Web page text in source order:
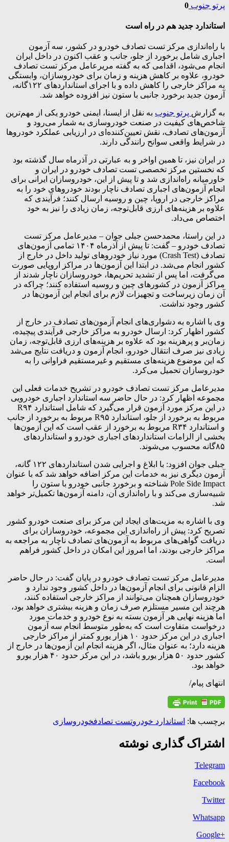
پرتو جنوب 0
استاندارد جدید هم در راه است
با راه‌اندازی مرکز تست تصادف خودرو در کشور، سه آزمون
اجباری شامل برخورد از جلو، جانب و عقب اکنون در داخل ایران
انجام می‌شود، اقدامی که به گفته مریرعامل مرکز تست تصادف
خودرو، علاوه بر کاهش هزینه و زمان برای خودروسازان، وابستگی
به مراکز خارجی را کاهش داده و با اجرای استانداردهای ۱۲۲گانه،
آزمون جدید برخورد جانبی با ستون نیز افزوده خواهد شد.
به گزارش پرتو جنوب به نقل از ایسنا، ایمنی خودرو یکی از مهم‌ترین
شاخص‌های کیفیت در صنعت خودروسازی به شمار می‌رود و
آزمون‌های تصادف، نقش تعیین‌کننده‌ای در ارزیابی عملکرد خودروها
در شرایط واقعی سوانح رانندگی دارند.
در ایران نیز، تا همین اواخر و به عبارتی در آذرماه سال گذشته بود
که نخستین مرکز تخصصی تست تصادف خودرو در ایران و
خاورمیانه راه‌اندازی شد و تا پیش از این، خودروسازان ایرانی برای
انجام آزمون‌های اجباری تصادف ناچار بودند خودروهای خود را به
مراکز خارجی در اروپا، چین و روسیه ارسال کنند؛ فرآیندی که
علاوه بر هزینه‌های ارزی قابل‌توجه، زمان زیادی را نیز به خود
اختصاص می‌داد.
در این راستا، محمدحسن جبلی جوان – مدیرعامل مرکز تست
تصادف خودرو – گفت: تا پیش از آذرماه ۱۴۰۴ تمامی آزمون‌های
تصادف (Crash Test) مورد نیاز خودروهای تولید داخل در خارج از
کشور انجام می‌شد. در ابتدا این آزمون‌ها در مراکز اروپایی صورت
می‌گرفت، اما پس از تشدید تحریم‌ها، خودروسازان ناچار شدند از
مراکز آزمون در کشورهای چین و روسیه استفاده کنند؛ چراکه در
آن زمان زیرساخت و تجهیزات لازم برای انجام این آزمون‌ها در
کشور وجود نداشت.
وی با اشاره به دشواری‌های انجام آزمون‌های تصادف در خارج از
کشور اظهار کرد: ارسال خودرو به مراکز خارجی فرآیندی پیچیده،
زمان‌بر و پرهزینه بود که علاوه بر هزینه‌های ارزی قابل‌توجه، زمان
زیادی نیز صرف انتقال خودرو، انجام آزمون و دریافت نتایج می‌شد
که این موضوع هزینه‌های مستقیم و غیرمستقیم فراوانی را به
خودروسازان تحمیل می‌کرد.
مدیرعامل مرکز تست تصادف خودرو در تشریح خدمات فعلی این
مجموعه اظهار کرد: در حال حاضر سه استاندارد اجباری خودرویی
در این مرکز مورد آزمون قرار می‌گیرد که شامل استاندارد R۹۴
مربوط به برخورد از جلو، استاندارد R۹۵ مربوط به برخورد از جانب
و استاندارد R۳۴ مربوط به برخورد از عقب است که این آزمون‌ها
بخشی از الزامات استانداردهای اجباری خودرو و استانداردهای
۸۵گانه محسوب می‌شوند.
جبلی جوان افزود: با ابلاغ و اجرایی شدن استانداردهای ۱۲۲ گانه،
آزمون دیگری نیز به خدمات این مرکز اضافه خواهد شد که با عنوان
Pole Side Impact شناخته و برخورد جانبی خودرو با ستون را
شبیه‌سازی می‌کند و با راه‌اندازی آن، دامنه آزمون‌ها تکمیل‌تر خواهد
شد.
وی با اشاره به مزیت‌های ایجاد این مرکز برای صنعت خودرو کشور
تصریح کرد: پیش از راه‌اندازی این مجموعه، خودروسازان برای
دریافت گواهی‌های مربوط به آزمون‌های تصادف ناچار به مراجعه به
مراکز خارجی بودند، اما امروز این امکان در داخل کشور فراهم
است.
مدیرعامل مرکز تست تصادف خودرو در پایان گفت: در حال حاضر
الزام قانونی برای انجام آزمون‌ها در داخل کشور وجود ندارد و
خودروسازان همچنان می‌توانند از مراکز خارجی استفاده کنند،
هرچند این مسیر مستلزم صرف زمان و هزینه بیشتری خواهد بود،
اما هزینه نهایی هر آزمون بسته به نوع خودرو و خدمات مورد
درخواست متفاوت است که به‌طور متوسط انجام سه آزمون
اجباری در این مرکز حدود ۱۰ هزار یورو کمتر از مراکز خارجی
هزینه دارد؛ به عنوان مثال، اگر هزینه انجام این آزمون‌ها در خارج از
کشور حدود ۵۰ هزار یورو باشد، در این مرکز حدود ۴۰ هزار یورو
خواهد بود.
انتهای پیام/
برچسب ها: استاندارد خودروتست تصادفخودروسازی
اشتراک گذاری نوشته
Telegram
Facebook
Twitter
Whatsapp
+Google